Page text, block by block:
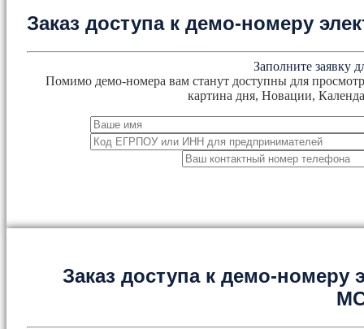
Заказ доступа к демо-номеру
Заполните заявку
Помимо демо-номера вам станут доступны для
картина дня, Новации,
Заказ доступа к демо-номеру